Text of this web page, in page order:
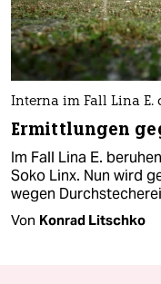
Interna im Fall Lina E.
Ermittlungen
Im Fall Lina E.
Soko Linx. Nun wird
wegen
Von Konrad Litschko